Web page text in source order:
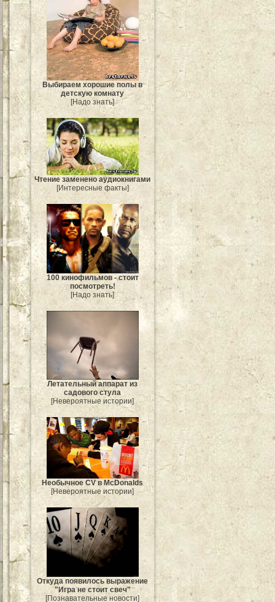
Выбираем хорошие полы в
детскую комнату
[Надо знать]
Чтение заменено аудиокнигами
[Интересные факты]
100 кинофильмов - стоит
посмотреть!
[Надо знать]
Летательный аппарат из
садового стула
[Невероятные истории]
Необычное CV в McDonalds
[Невероятные истории]
Откуда появилось выражение
"Игра не стоит свеч"
[Познавательные новости]